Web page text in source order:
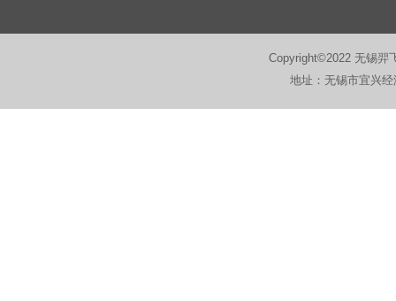
Copyright©2022 无锡羿
地址：无锡市宜兴